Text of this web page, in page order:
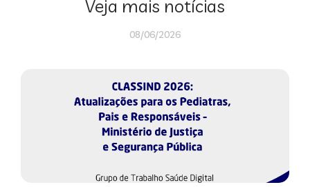
Veja mais notícias
08/06/2026